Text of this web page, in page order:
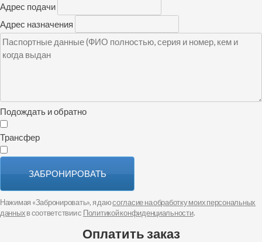
Адрес подачи
Адрес назначения
Подождать и обратно
Трансфер
ЗАБРОНИРОВАТЬ
Нажимая «Забронировать», я даюсогласие на обработку моих персональных
данныхв соответствии с Политикой конфиденциальности.
Оплатить заказ